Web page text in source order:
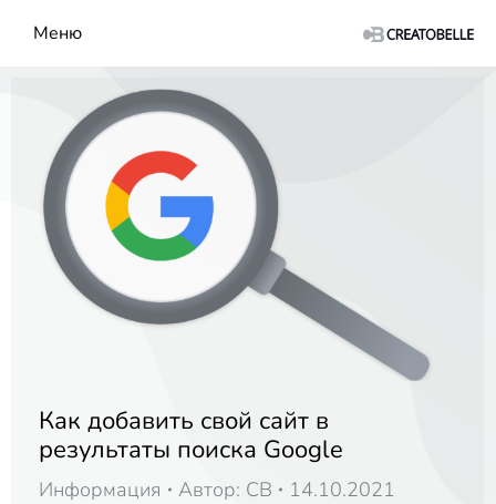
Меню
Как добавить свой сайт в
результаты поиска Google
Информация Автор: CB
14.10.2021